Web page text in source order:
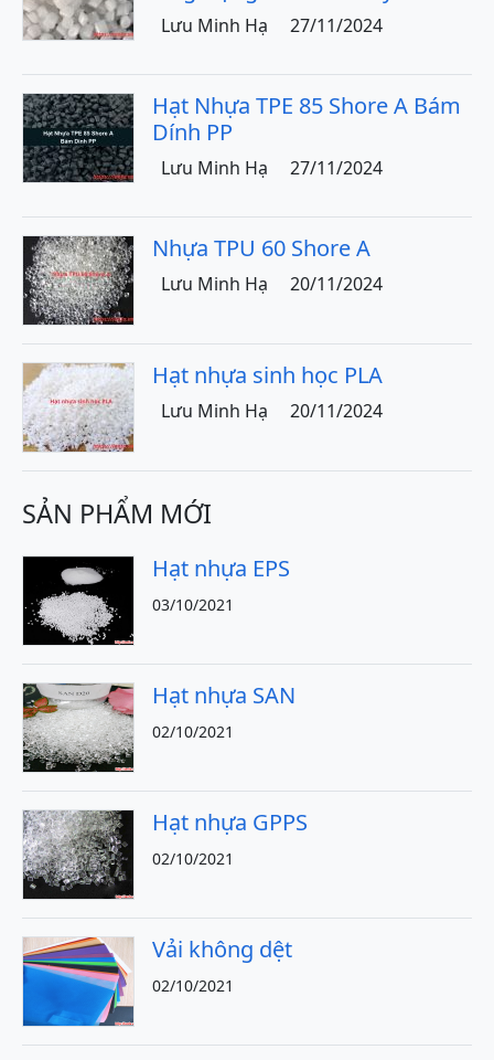
Lưu Minh Hạ 27/11/2024
Hạt Nhựa TPE 85 Shore A Bám
Dính PP
Lưu Minh Hạ 27/11/2024
Nhựa TPU 60 Shore A
Lưu Minh Hạ 20/11/2024
Hạt nhựa sinh học PLA
Lưu Minh Hạ 20/11/2024
SẢN PHẨM MỚI
Hạt nhựa EPS
03/10/2021
Hạt nhựa SAN
02/10/2021
Hạt nhựa GPPS
02/10/2021
Vải không dệt
02/10/2021